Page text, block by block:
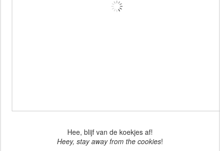
Hee, blijf van de koekjes af!
Heey, stay away from the cookies!